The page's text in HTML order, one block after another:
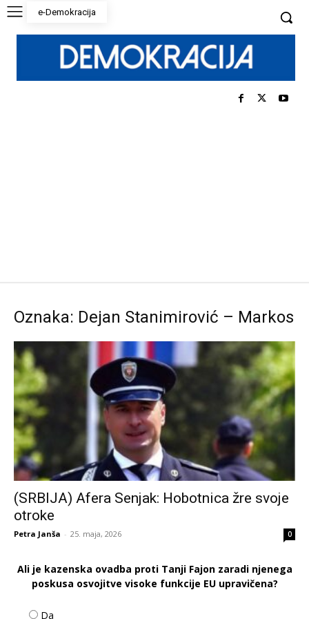
e-Demokracija
Oznaka: Dejan Stanimirović – Markos
(SRBIJA) Afera Senjak: Hobotnica žre svoje
otroke
Petra Janša - 25. maja, 2026 0
Ali je kazenska ovadba proti Tanji Fajon zaradi njenega
poskusa osvojitve visoke funkcije EU upravičena?
Da